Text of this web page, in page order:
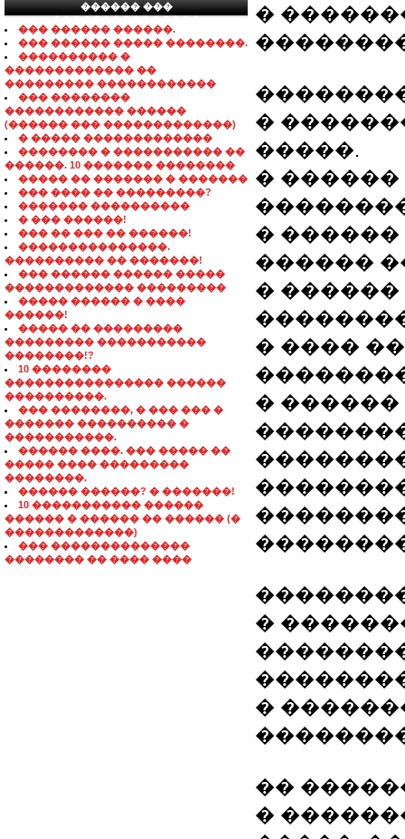
������ ���
���������������
��� ������ ������.
��� ������ ����� ��������.
���������� �
������������� ��
��������� ������������
��� ��������
������������ ������
(������ ��� �������������)
� ����� �������������
�������� � ����������� ��
������. 10 ������� ��������
����� �� ������� � �������
��� ���� �� ���������?
������� ����������
� ��� ������!
��� �� ��� �� ������!
���������������.
���������� �� �������!
��� ������ ������ �����
������������� ���������
����� ������ � ����
������!
����� �� ���������
��������� �����������
��������!?
10 ��������
���������������� ������
����������.
��� ��������, � ��� ��� �
������� ���������� �
�����������.
������ ����. ��� ����� ��
����� ���� ���������
��������.
������ ������? � �������!
10 ����������� ������
������ � ������ �� ������ (�
�������������)
��� ��������������
�������� �� ���� ����
�
�
�����.
�
� ������
������
�
� ����
�
�
�
��
�